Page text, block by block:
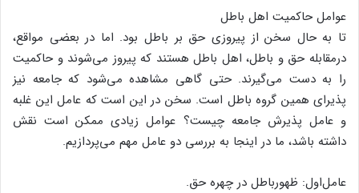
عوامل حاکمیت اهل باطل
تا به حال سخن از پیروزى حق بر باطل بود. اما در بعضى مواقع،
درمقابله حق و باطل، اهل باطل هستند که پیروز مى‌‌شوند و حاکمیت
را به دست مى‌‌گیرند. حتى گاهى مشاهده مى‌‌شود که جامعه نیز
پذیراى همین گروه باطل است. سخن در این است که عامل این غلبه
و عامل پذیرش جامعه چیست؟ عوامل زیادى ممکن است نقش
داشته باشد، ما در اینجا به بررسى دو عامل مهم مى‌‌پردازیم.
عامل‌‌اول: ظهورباطل در چهره حق.